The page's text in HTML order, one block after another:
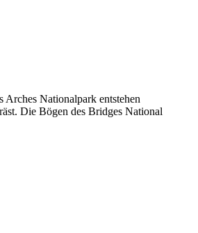
Nationalpark entstehen
Die Bögen des Bridges National